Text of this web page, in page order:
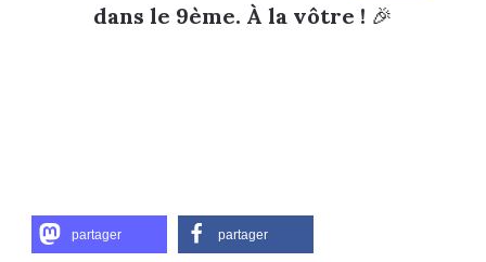
dans le 9ème. À la vôtre ! 🎉
partager partager